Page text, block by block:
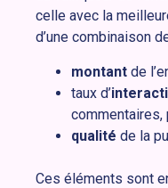
celle avec la
d’une combinaison
montant de
taux d’
commentaires,
qualité de la
Ces éléments sont